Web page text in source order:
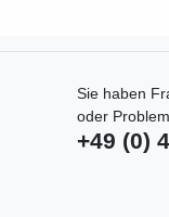
Sie haben
oder
+49 (0)